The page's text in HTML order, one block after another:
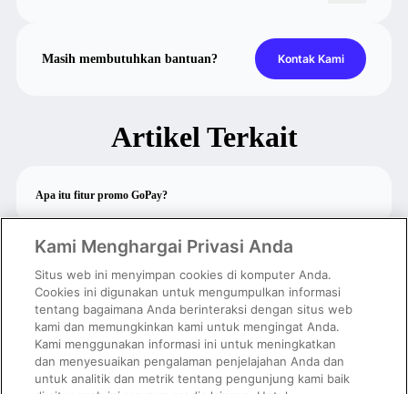
Masih membutuhkan bantuan? Kontak Kami
Artikel Terkait
Apa itu fitur promo GoPay?
Cara mendaftar Promo Rekomendasi GoPay
Cara membuat sendiri promo GoPay
Cara melihat riwayat dan performa promo
Kami Menghargai Privasi Anda
Situs web ini menyimpan cookies di komputer Anda.
Cookies ini digunakan untuk mengumpulkan informasi
tentang bagaimana Anda berinteraksi dengan situs web
kami dan memungkinkan kami untuk mengingat Anda.
Kami menggunakan informasi ini untuk meningkatkan
dan menyesuaikan pengalaman penjelajahan Anda dan
untuk analitik dan metrik tentang pengunjung kami baik